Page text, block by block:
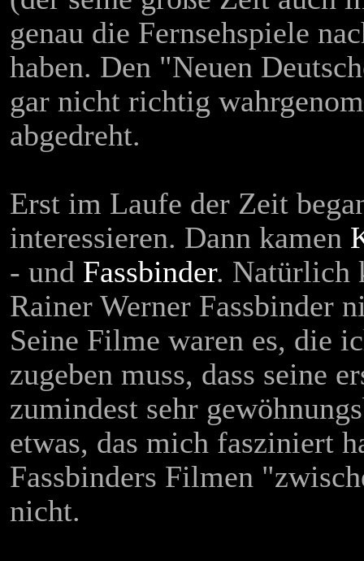
genau die Fernsehspiele
haben. Den "Neuen
gar nicht richtig
abgedreht.
Erst im Laufe der Zeit
interessieren. Dann kamen
- und Fassbinder. Natürlich
Rainer Werner Fassbinder
Seine Filme waren es, die
zugeben muss, dass seine
zumindest sehr
etwas, das mich fasziniert
Fassbinders Filmen
nicht.